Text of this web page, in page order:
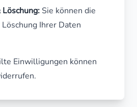
Sie können die
Ihrer Daten
Einwilligungen können